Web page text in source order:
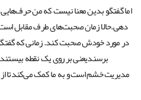
اما گفتگو بدین معنا نیست که من حرف‌هایی
دهی.حالا زمان صحبت‌های طرف مقابل است
در مورد خودش صحبت کند. زمانی که
برسندیعنی بر روی یک نقطه
مدیریت خشم است و به ما کمک می‌کندتا